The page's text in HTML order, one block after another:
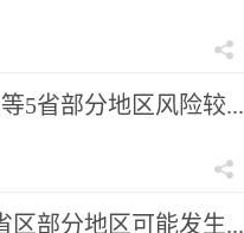
5省部分地区风险较...
区部分地区可能发生...